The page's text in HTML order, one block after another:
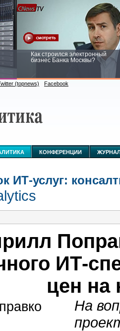
Как строился электронный
бизнес Банка Москвы?
(topnews) Facebook
КОНФЕРЕНЦИИ
ИТ-услуг:
ИТ-
цен на
На